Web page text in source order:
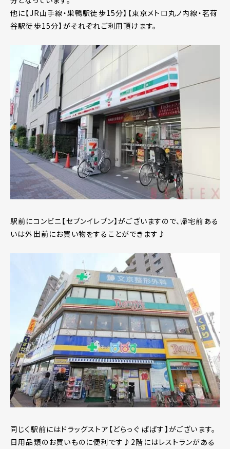
他に【JR山手線・巣鴨駅徒歩15分】【東京メトロ丸ノ内線・茗荷
谷駅徒歩15分】がそれぞれご利用頂けます。
駅前にコンビニ【セブンイレブン】がございますので、帰宅前ある
いは外出前にお買い物をすることができます♪
同じく駅前にはドラッグストア【どらっぐ ぱぱす】がございます。
日用品類のお買いものに便利です♪2階にはレストランがある